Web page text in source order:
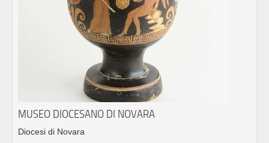
MUSEO DIOCESANO DI NOVARA
Diocesi di Novara